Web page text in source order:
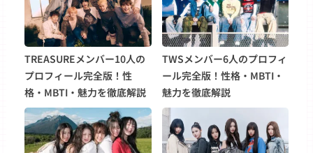
TREASUREメンバー10人の
プロフィール完全版！性
格・MBTI・魅力を徹底解説
TWSメンバー6人のプロフィ
ール完全版！性格・MBTI・
魅力を徹底解説